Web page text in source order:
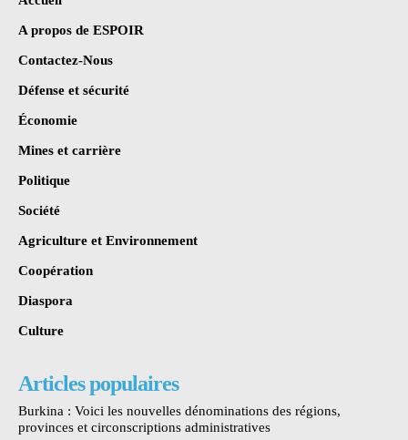
A propos de ESPOIR
Contactez-Nous
Défense et sécurité
Économie
Mines et carrière
Politique
Société
Agriculture et Environnement
Coopération
Diaspora
Culture
Articles populaires
Burkina : Voici les nouvelles dénominations des régions,
provinces et circonscriptions administratives